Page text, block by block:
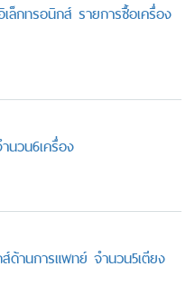
ล็กทรอนิกส์ รายการซื้อเครื่อง
นวน6เครื่อง
ด้านการแพทย์ จำนวน5เตียง